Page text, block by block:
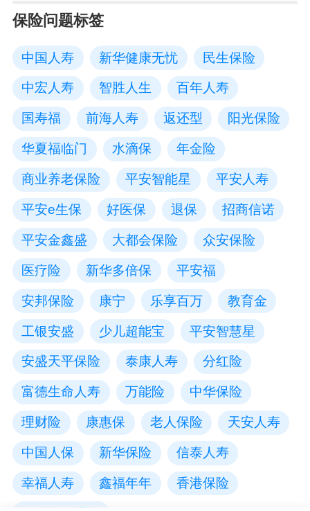
保险问题标签
中国人寿 新华健康无忧 民生保险
中宏人寿 智胜人生 百年人寿
国寿福 前海人寿 返还型 阳光保险
华夏福临门 水滴保 年金险
商业养老保险 平安智能星 平安人寿
平安e生保 好医保 退保 招商信诺
平安金鑫盛 大都会保险 众安保险
医疗险 新华多倍保 平安福
安邦保险 康宁 乐享百万 教育金
工银安盛 少儿超能宝 平安智慧星
安盛天平保险 泰康人寿 分红险
富德生命人寿 万能险 中华保险
理财险 康惠保 老人保险 天安人寿
中国人保 新华保险 信泰人寿
幸福人寿 鑫福年年 香港保险